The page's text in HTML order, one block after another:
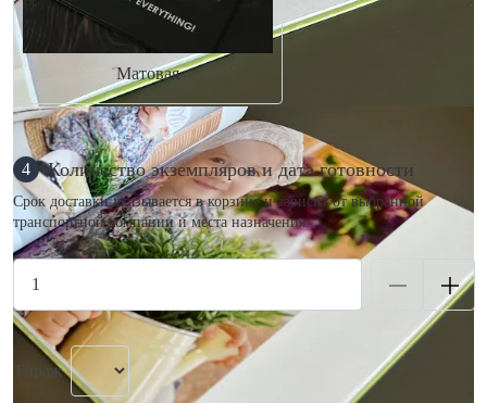
Матовая
4 Количество экземпляров и дата готовности
Срок доставки указывается в корзине и зависит от выбранной
транспортной компании и места назначения.
Тираж